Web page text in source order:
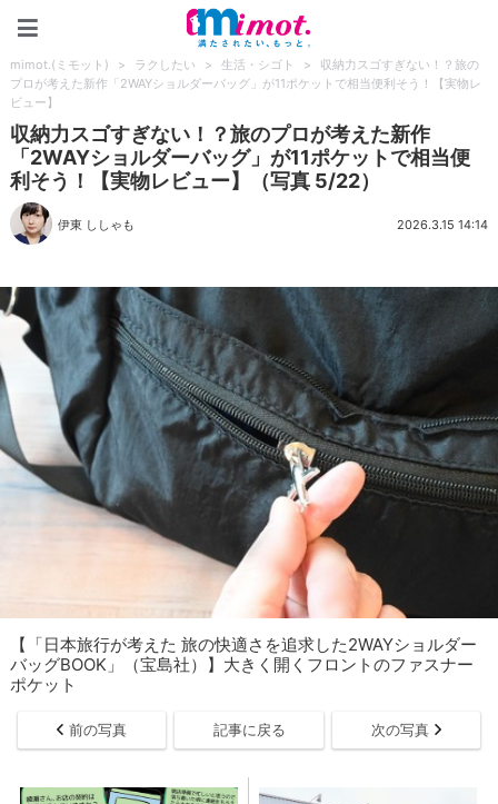
mimot.(ミモット) > ラクしたい > 生活・シゴト >
収納力スゴすぎない！？旅の
プロが考えた新作「2WAYショルダーバッグ」が11ポケットで相当便利そう！【実物レ
ビュー】
収納力スゴすぎない！？旅のプロが考えた新作
「2WAYショルダーバッグ」が11ポケットで相当便
利そう！【実物レビュー】（写真 5/22）
伊東 ししゃも 2026.3.15 14:14
【「日本旅行が考えた 旅の快適さを追求した2WAYショルダー
バッグBOOK」（宝島社）】大きく開くフロントのファスナー
ポケット
前の写真 記事に戻る 次の写真